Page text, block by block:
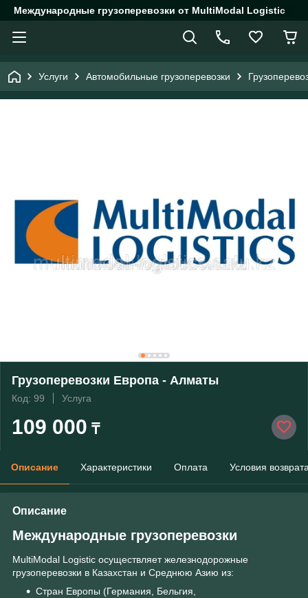
Международные грузоперевозки от MultiModal Logistic
Услуги Автомобильные грузоперевозки
Грузоперевозки Европа - Алматы
Код: 99 Услуга
109 000 ₸
Описание Характеристики Оплата Условия
Описание
Международные грузоперевозки
MultiModal Logistic осуществляет железнодорожные
грузоперевозки в Казахстан и Среднюю Азию из:
Стран Европы (Германия, Бельгия,